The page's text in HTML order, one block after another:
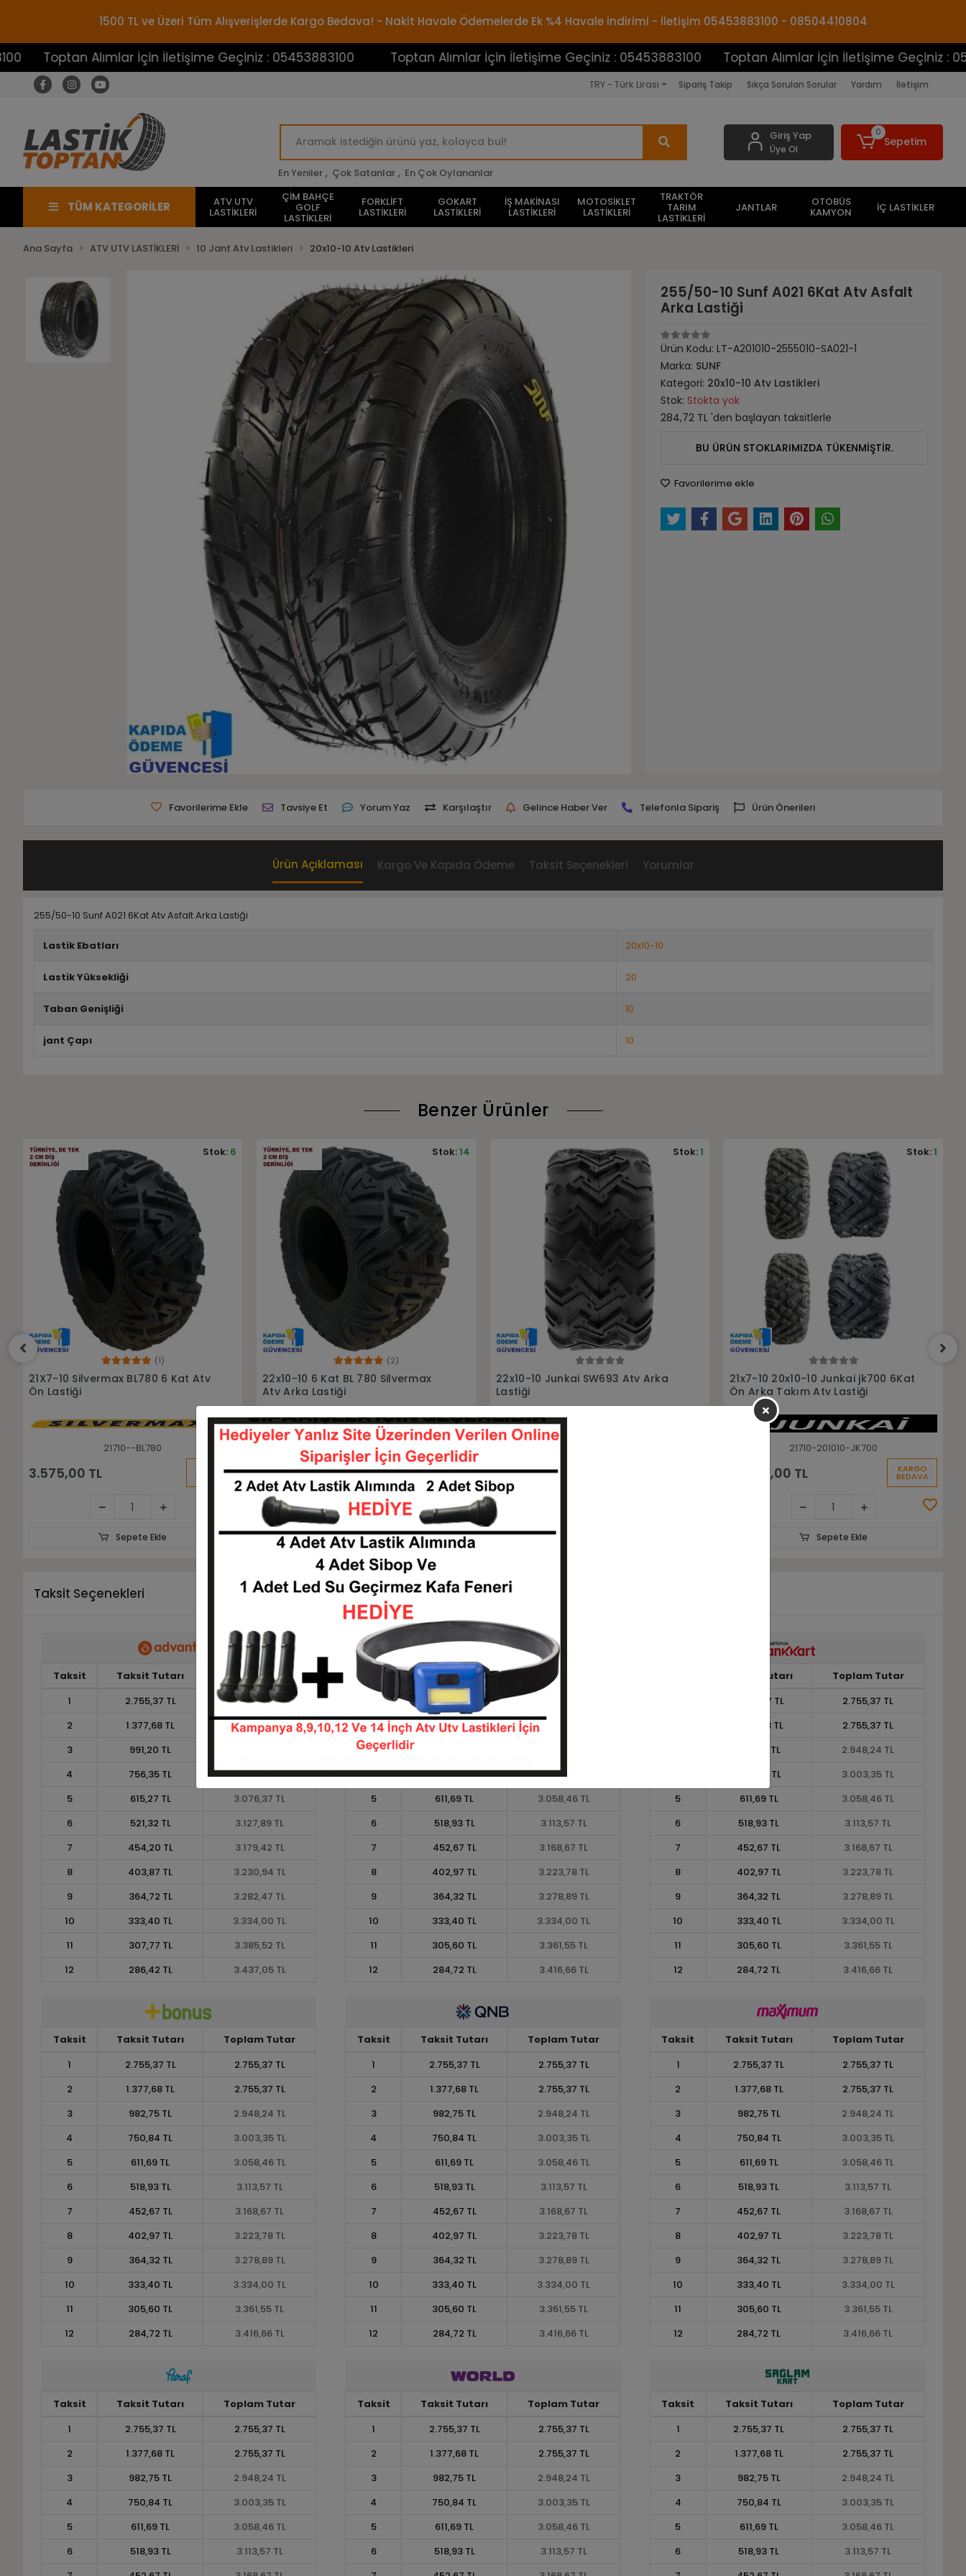
1500 TL ve Üzeri Tüm Alışverişlerde Kargo Bedava! - Nakit Havale Ödemelerde Ek %4 Havale İndirimi - İletişim 05453883100 - 08504410804
Alımlar İçin İletişime Geçiniz : 05453883100 Toptan Alımlar İçin İletişime Geçiniz : 05453883100 Toptan Alımlar İçin İletişime Geçiniz :
TRY - Türk Lirası Sipariş Takip Sıkça Sorulan Sorular Yardım İletişim
En Yeniler , Çok Satanlar , En Çok Oylananlar
Giriş Yap
Üye Ol
0
Sepetim
TÜM KATEGORİLER ATV UTV
LASTİKLERİ
ÇİM BAHÇE
GOLF
LASTİKLERİ
FORKLİFT
LASTİKLERİ
GOKART
LASTİKLERİ
İŞ MAKİNASI
LASTİKLERİ
MOTOSİKLET
LASTİKLERİ
TRAKTÖR
TARIM
LASTİKLERİ
JANTLAR OTOBÜS
KAMYON İÇ LASTİKLER
Ana Sayfa ATV UTV LASTİKLERİ 10 Jant Atv Lastikleri 20x10-10 Atv Lastikleri
255/50-10 Sunf A021 6Kat Atv Asfalt
Arka Lastiği
Ürün Kodu:LT-A201010-2555010-SA021-1
Marka: SUNF
Kategori: 20x10-10 Atv Lastikleri
Stok: Stokta yok
284,72 TL 'den başlayan taksitlerle
BU ÜRÜN STOKLARIMIZDA TÜKENMİŞTİR.
Favorilerime ekle
Favorilerime Ekle Tavsiye Et Yorum Yaz Karşılaştır Gelince Haber Ver Telefonla Sipariş Ürün Önerileri
Ürün Açıklaması Kargo Ve Kapıda Ödeme Taksit Seçenekleri Yorumlar
255/50-10 Sunf A021 6Kat Atv Asfalt Arka Lastiği
Lastik Ebatları 20x10-10
Lastik Yüksekliği 20
Taban Genişliği 10
jant Çapı 10
Benzer Ürünler
Sepete Ekle
(2)
22x10-10 6 Kat BL 780 Silvermax
Atv Arka Lastiği
221010--BL780
4.895,00 TL KARGO
BEDAVA
Stok:14
Sepete Ekle
Sepete Ekle
22x10-10 Junkai SW693 Atv Arka
Lastiği
221010-SW693
4.250,00 TL KARGO
BEDAVA
Stok:1
Sepete Ekle
21x7-10 20x10-10 Junkai jk700 6Kat
Ön Arka Takım Atv Lastiği
12.500,00 TL
Stok:1
21X7-10 22X10-10 Junkai jk600 Ön
Arka Takım Atv Lastiği
21710-221010-JK600
14.500,00 TL KARGO
BEDAVA
Stok:6
Sepete Ekle
Taksit Seçenekleri
Taksit Taksit Tutarı
Toplam Tutar
1
2.755,37 TL
2.755,37 TL
2
1.377,68 TL
2.755,37 TL
3
991,20 TL
4
756,35 TL
3.025,39 TL
5
615,27 TL
3.076,37 TL
6
521,32 TL
3.127,89 TL
7
454,20 TL
3.179,42 TL
8
403,87 TL
3.230,94 TL
9
364,72 TL
3.282,47 TL
10
333,40 TL
3.334,00 TL
11
307,77 TL
3.385,52 TL
12
286,42 TL 3.437,05 TL
Taksit Taksit Tutarı
Toplam Tutar
2.755,37 TL
2
1.377,68 TL
2.755,37 TL
3
4
750,84 TL
3.003,35 TL
5
611,69 TL
3.058,46 TL
6
518,93 TL
3.113,57 TL
7
452,67 TL
3.168,67 TL
8
402,97 TL
3.223,78 TL
9
364,32 TL
3.278,89 TL
10
333,40 TL
3.334,00 TL
11
305,60 TL
3.361,55 TL
12
284,72 TL 3.416,66 TL
Taksit Tutarı
Toplam Tutar
2.755,37 TL
2.755,37 TL
1.377,68 TL
2.755,37 TL
982,75 TL
2.948,24 TL
750,84 TL
3.003,35 TL
5
611,69 TL
3.058,46 TL
6
518,93 TL
3.113,57 TL
7
452,67 TL
3.168,67 TL
8
402,97 TL
3.223,78 TL
9
364,32 TL
3.278,89 TL
10
333,40 TL
3.334,00 TL
11
305,60 TL
3.361,55 TL
12
284,72 TL 3.416,66 TL
Taksit Taksit Tutarı
Toplam Tutar
1
2.755,37 TL
2.755,37 TL
2
1.377,68 TL
2.755,37 TL
3
982,75 TL
2.948,24 TL
4
750,84 TL
3.003,35 TL
5
611,69 TL
3.058,46 TL
6
518,93 TL
3.113,57 TL
7
452,67 TL
3.168,67 TL
8
402,97 TL
3.223,78 TL
9
364,32 TL
3.278,89 TL
10
333,40 TL
3.334,00 TL
11
305,60 TL
3.361,55 TL
12
284,72 TL 3.416,66 TL
Taksit Taksit Tutarı
Toplam Tutar
1
2.755,37 TL
2.755,37 TL
2
1.377,68 TL
2.755,37 TL
3
982,75 TL
2.948,24 TL
4
750,84 TL
3.003,35 TL
5
611,69 TL
3.058,46 TL
6
518,93 TL
3.113,57 TL
7
452,67 TL
3.168,67 TL
8
402,97 TL
3.223,78 TL
9
364,32 TL
3.278,89 TL
10
333,40 TL
3.334,00 TL
11
305,60 TL
3.361,55 TL
12
284,72 TL 3.416,66 TL
Taksit Taksit Tutarı
Toplam Tutar
1
2.755,37 TL
2.755,37 TL
2
1.377,68 TL
2.755,37 TL
3
982,75 TL
2.948,24 TL
4
750,84 TL
3.003,35 TL
5
611,69 TL
3.058,46 TL
6
518,93 TL
3.113,57 TL
7
452,67 TL
3.168,67 TL
8
402,97 TL
3.223,78 TL
9
364,32 TL
3.278,89 TL
10
333,40 TL
3.334,00 TL
11
305,60 TL
3.361,55 TL
12
284,72 TL 3.416,66 TL
Taksit Taksit Tutarı
Toplam Tutar
1
2.755,37 TL
2.755,37 TL
2
1.377,68 TL
2.755,37 TL
3
982,75 TL
2.948,24 TL
4
750,84 TL
3.003,35 TL
5
611,69 TL
3.058,46 TL
6
518,93 TL
3.113,57 TL
Taksit Taksit Tutarı
Toplam Tutar
1
2.755,37 TL
2.755,37 TL
2
1.377,68 TL
2.755,37 TL
3
982,75 TL
2.948,24 TL
4
750,84 TL
3.003,35 TL
5
611,69 TL
3.058,46 TL
6
518,93 TL
3.113,57 TL
Taksit Taksit Tutarı
Toplam Tutar
1
2.755,37 TL
2.755,37 TL
2
1.377,68 TL
2.755,37 TL
3
982,75 TL
2.948,24 TL
4
750,84 TL
3.003,35 TL
5
611,69 TL
3.058,46 TL
6
518,93 TL
3.113,57 TL